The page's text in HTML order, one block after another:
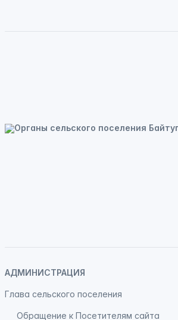
АДМИНИСТРАЦИЯ
Глава сельского поселения
Обращение к Посетителям сайта